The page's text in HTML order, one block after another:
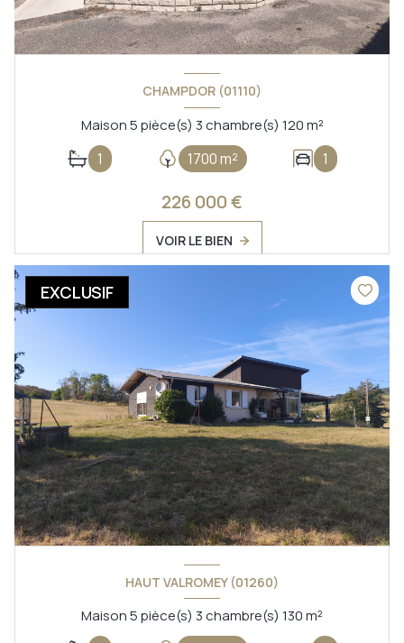
CHAMPDOR (01110)
Maison 5 pièce(s) 3 chambre(s) 120 m²
1 1700 m² 1
226 000 €
VOIR LE BIEN
EXCLUSIF
HAUT VALROMEY (01260)
Maison 5 pièce(s) 3 chambre(s) 130 m²